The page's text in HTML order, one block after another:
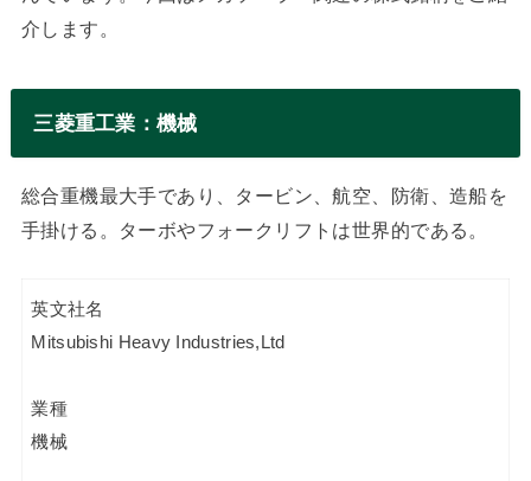
介します。
三菱重工業：機械
総合重機最大手であり、タービン、航空、防衛、造船を
手掛ける。ターボやフォークリフトは世界的である。
英文社名
Mitsubishi Heavy Industries,Ltd
業種
機械